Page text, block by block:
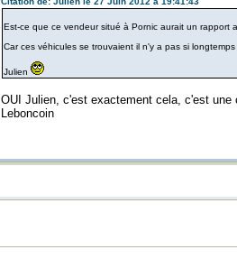
Est-ce que ce vendeur situé à Pornic aurait un
Car ces véhicules se trouvaient il n'y a pas si
Julien
OUI Julien, c'est exactement cela, c'est
Leboncoin